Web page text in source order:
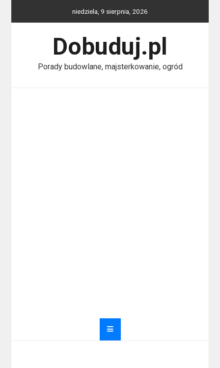
niedziela, 9 sierpnia, 2026
Dobuduj.pl
Porady budowlane, majsterkowanie, ogród